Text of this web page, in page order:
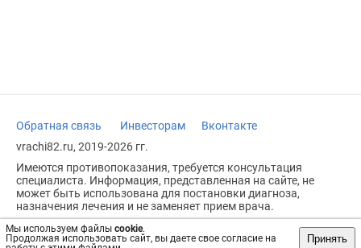
Мы используем файлы cookie.
Продолжая использовать сайт, вы даете свое согласие на
Принять
Обратная связь Инвесторам
Вконтакте
vrachi82.ru, 2019-2026 гг.
Имеются противопоказания, требуется консультация
специалиста. Информация, представленная на сайте, не
может быть использована для постановки диагноза,
назначения лечения и не заменяет прием врача.
Возрастное ограничение: 18+